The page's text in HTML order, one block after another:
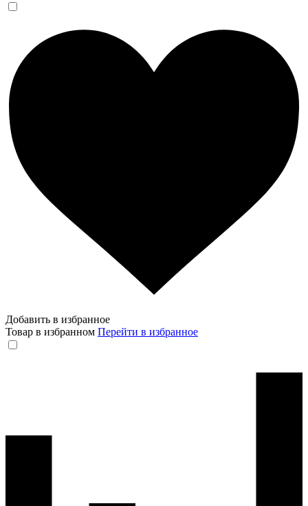
Добавить в избранное
Товар в избранном Перейти в избранное